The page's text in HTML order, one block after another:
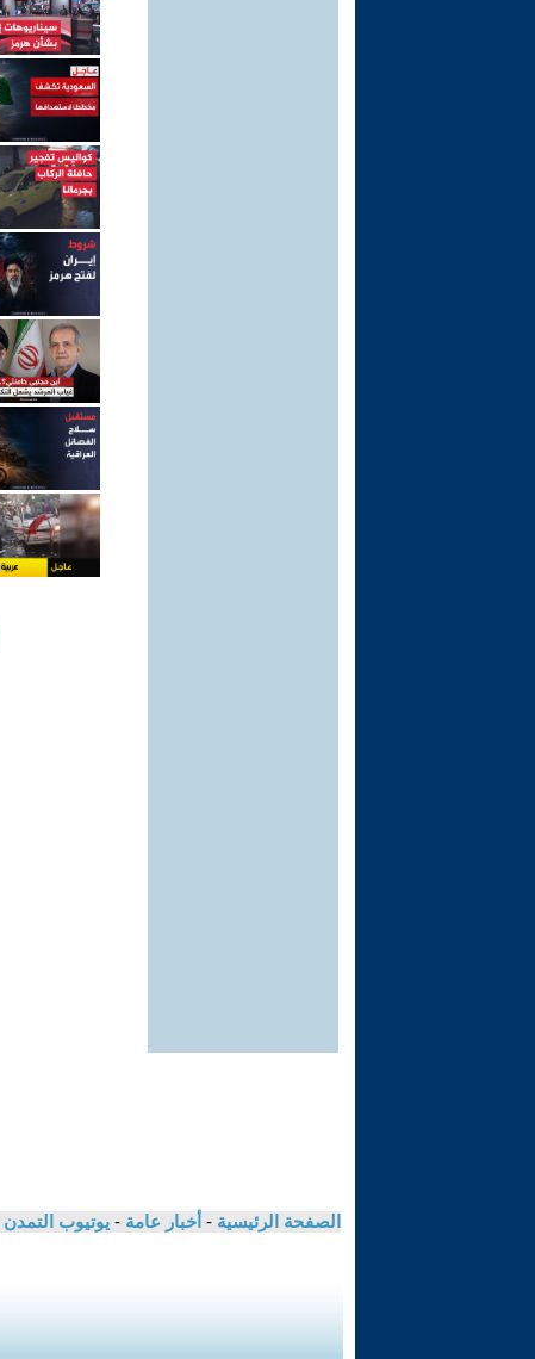
الصفحة الرئيسية - أخبار عامة - يوتيوب التمدن